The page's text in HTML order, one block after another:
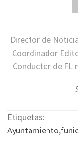
Director de
Coordinador
Conductor de FL
Etiquetas:
Ayuntamiento,